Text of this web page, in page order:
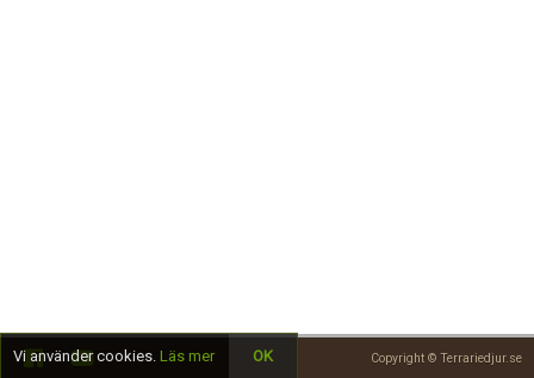
Copyright © Terrariedjur.se
Vi använder cookies. Läs mer OK